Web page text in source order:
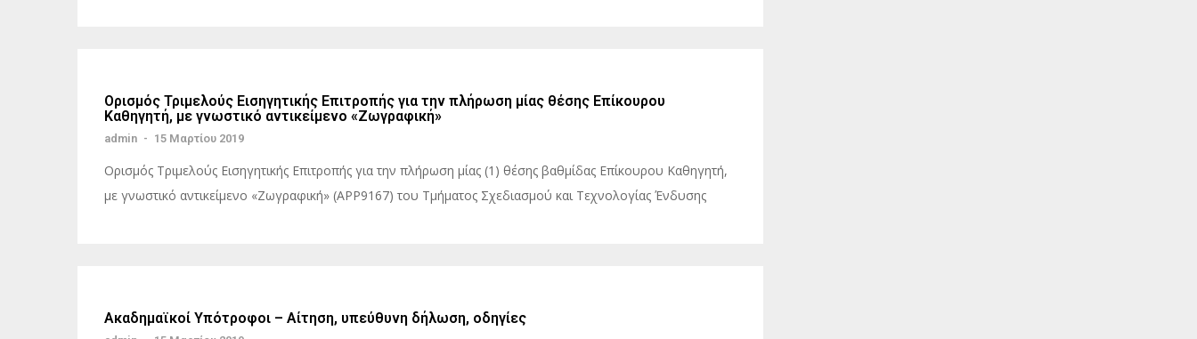
Ορισμός Τριμελούς Εισηγητικής Επιτροπής για την πλήρωση μίας θέσης Επίκουρου
Καθηγητή, με γνωστικό αντικείμενο «Ζωγραφική»
admin - 15 Μαρτίου 2019
Ορισμός Τριμελούς Εισηγητικής Επιτροπής για την πλήρωση μίας (1) θέσης βαθμίδας Επίκουρου Καθηγητή,
με γνωστικό αντικείμενο «Ζωγραφική» (ΑPP9167) του Τμήματος Σχεδιασμού και Τεχνολογίας Ένδυσης
Ακαδημαϊκοί Υπότροφοι – Αίτηση, υπεύθυνη δήλωση, οδηγίες